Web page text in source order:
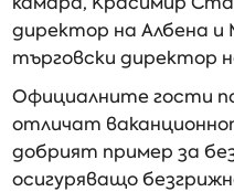
директор на Албена
търговски директор
Официалните гости
отличат
добрият пример за
осигуряващо